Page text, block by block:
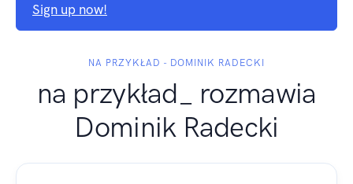
Sign up now!
NA PRZYKŁAD - DOMINIK RADECKI
na przykład_ rozmawia
Dominik Radecki